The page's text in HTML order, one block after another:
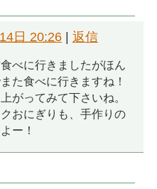
日 20:26 返信
べに行きましたがほん
た食べに行きますね！
がってみて下さいね。
おにぎりも、手作りの
ー！